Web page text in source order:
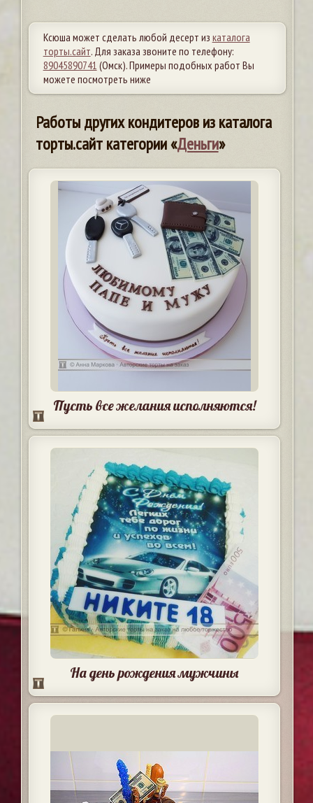
Ксюша может сделать любой десерт из каталога
торты.сайт. Для заказа звоните по телефону:
89045890741 (Омск). Примеры подобных работ Вы
можете посмотреть ниже
Работы других кондитеров из каталога
торты.сайт категории «Деньги»
Пусть все желания исполняются!
На день рождения мужчины